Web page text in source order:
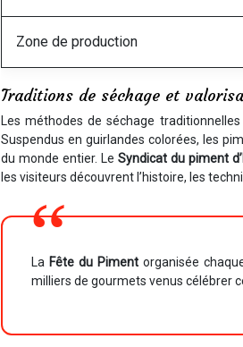
Zone de production
Traditions de séchage et
Les méthodes de séchage
Suspendus en guirlandes colorées, les
du monde entier. LeSyndicat du piment
les visiteurs découvrent l’histoire, les
La Fête du Pimentorganisée
milliers de gourmets venus célébrer